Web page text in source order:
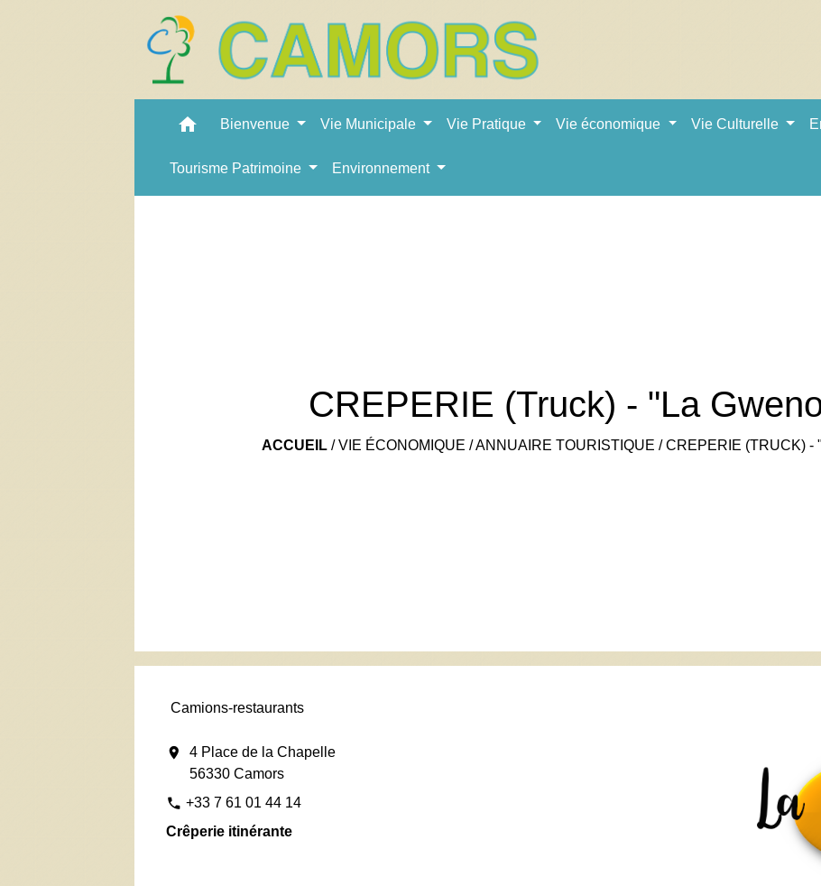
home Bienvenue Vie Municipale Vie Pratique Vie économique Vie Culturelle
Tourisme Patrimoine Environnement
CREPERIE (Truck) - "La
ACCUEIL /VIE ÉCONOMIQUE /ANNUAIRE TOURISTIQUE /CREPERIE (TRUCK) -
Camions-restaurants
location_on
4 Place de la Chapelle
56330 Camors
phone +33 7 61 01 44 14
Crêperie itinérante